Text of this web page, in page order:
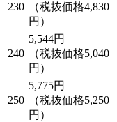
230
（税抜価格4,830
円）
240
5,544円
（税抜価格5,040
円）
250
5,775円
（税抜価格5,250
円）